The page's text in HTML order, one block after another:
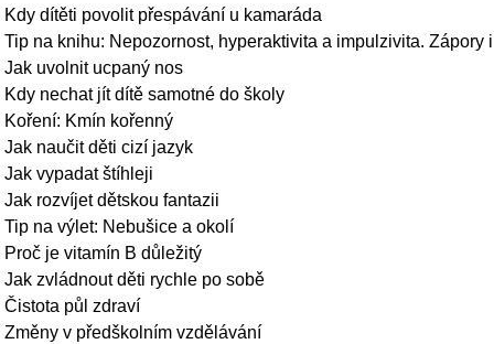
Kdy dítěti povolit přespávání u kamaráda
Tip na knihu: Nepozornost, hyperaktivita a impulzivita. Zápory
Jak uvolnit ucpaný nos
Kdy nechat jít dítě samotné do školy
Koření: Kmín kořenný
Jak naučit děti cizí jazyk
Jak vypadat štíhleji
Jak rozvíjet dětskou fantazii
Tip na výlet: Nebušice a okolí
Proč je vitamín B důležitý
Jak zvládnout děti rychle po sobě
Čistota půl zdraví
Změny v předškolním vzdělávání